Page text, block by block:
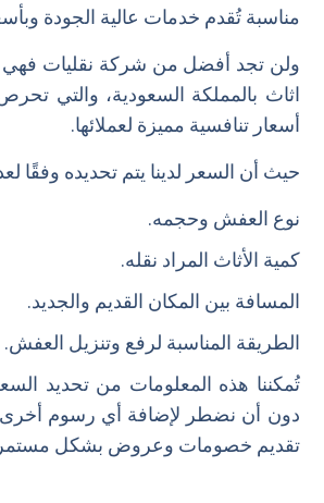
مناسبة تُقدم خدمات عالية الجودة
ولن تجد أفضل من شركة نقليات
اثاث بالمملكة السعودية، والتي
أسعار تنافسية مميزة لعملائها.
حيث أن السعر لدينا يتم تحديده وفقًا
نوع العفش وحجمه.
كمية الأثاث المراد نقله.
المسافة بين المكان القديم والجديد.
الطريقة المناسبة لرفع وتنزيل العفش.
تُمكننا هذه المعلومات من تحديد
دون أن نضطر لإضافة أي رسوم
تقديم خصومات وعروض بشكل